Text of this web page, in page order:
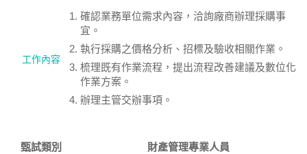
工作內容
確認業務單位需求內容，洽詢廠商辦理採購事
宜。
執行採購之價格分析、招標及驗收相關作業。
梳理既有作業流程，提出流程改善建議及數位化
作業方案。
辦理主管交辦事項。
甄試類別 財產管理專業人員